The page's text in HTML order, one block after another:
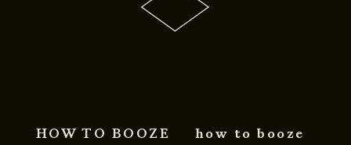
HOW TO BOOZE how to booze